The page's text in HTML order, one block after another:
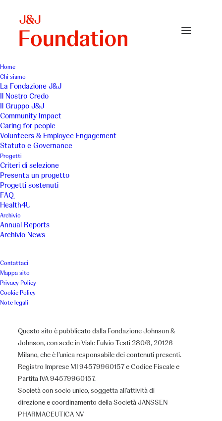
Home
Chi siamo
La Fondazione J&J
Il Nostro Credo
Il Gruppo J&J
Community Impact
Caring for people
Volunteers & Employee Engagement
Statuto e Governance
Progetti
Criteri di selezione
Presenta un progetto
Progetti sostenuti
FAQ
Health4U
Archivio
Annual Reports
Archivio News
Contattaci
Mappa sito
Privacy Policy
Cookie Policy
Note legali
Questo sito è pubblicato dalla Fondazione Johnson &
Johnson, con sede in Viale Fulvio Testi 280/6, 20126
Milano, che è l’unica responsabile dei contenuti presenti.
Registro Imprese MI 94579960157 e Codice Fiscale e
Partita IVA 94579960157.
Società con socio unico, soggetta all’attività di
direzione e coordinamento della Società JANSSEN
PHARMACEUTICA NV
CAF ONLUS - Rinnovo
spazi lavanderie delle 3
Comunità 3-12 anni
I professionisti di CAF Onlus si
prendono cura dei bisogni
primari ed emotivi dei bambini
accolti nelle Comunità.
Lombardia
Associazione
Caf Onlus